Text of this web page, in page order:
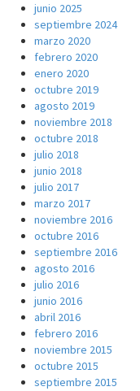
junio 2025
septiembre 2024
marzo 2020
febrero 2020
enero 2020
octubre 2019
agosto 2019
noviembre 2018
octubre 2018
julio 2018
junio 2018
julio 2017
marzo 2017
noviembre 2016
octubre 2016
septiembre 2016
agosto 2016
julio 2016
junio 2016
abril 2016
febrero 2016
noviembre 2015
octubre 2015
septiembre 2015